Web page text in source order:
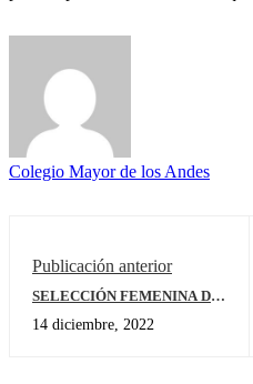
Colegio Mayor de los Andes
Publicación anterior
SELECCIÓN FEMENINA DE
14 diciembre, 2022